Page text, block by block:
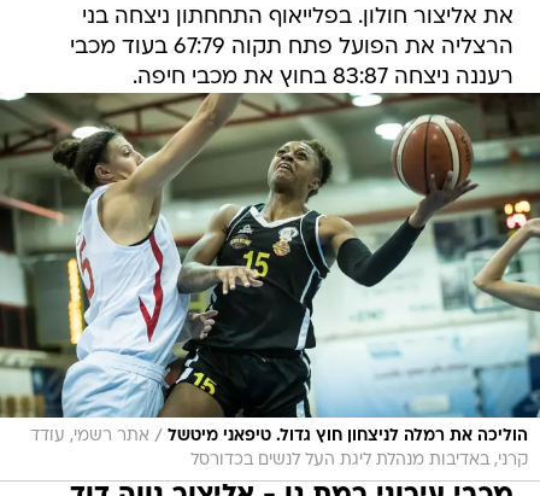
רעננה ניצחה 83:87 בחוץ את מכבי חיפה.
הוליכה את רמלה לניצחון חוץ גדול. טיפאני מיטשל / אתר רשמי, עודד
קרני, באדיבות מנהלת ליגת העל לנשים בכדורסל
מכבי עירוני רמת גן - אליצור נווה דוד
רמלה 106:101 (לאחר הארכה)